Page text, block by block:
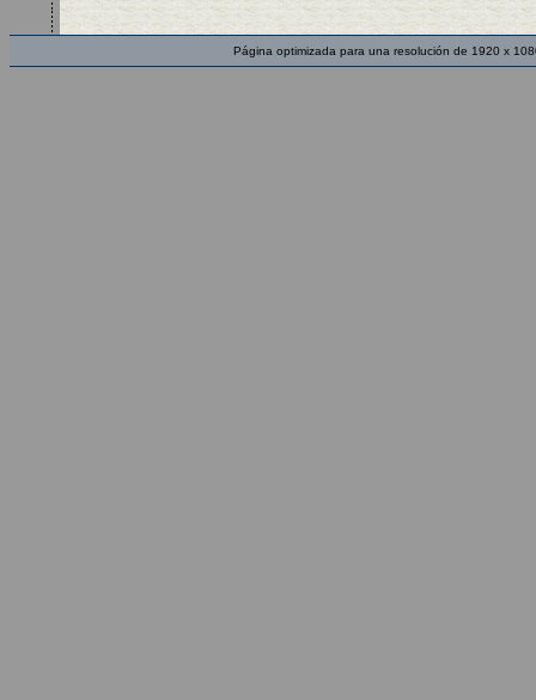
Página optimizada para una resolución de 1920 x